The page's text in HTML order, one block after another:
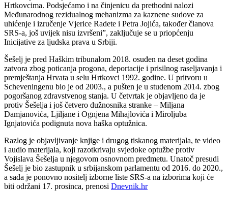
Hrtkovcima. Podsjećamo i na činjenicu da prethodni nalozi
Međunarodnog rezidualnog mehanizma za kaznene sudove za
uhićenje i izručenje Vjerice Radete i Petra Jojića, također članova
SRS-a, još uvijek nisu izvršeni”, zaključuje se u priopćenju
Inicijative za ljudska prava u Srbiji.
Šešelj je pred Haškim tribunalom 2018. osuđen na deset godina
zatvora zbog poticanja progona, deportacije i prisilnog raseljavanja i
premještanja Hrvata u selu Hrtkovci 1992. godine. U pritvoru u
Scheveningenu bio je od 2003., a pušten je u studenom 2014. zbog
pogoršanog zdravstvenog stanja. U četvrtak je objavljeno da je
protiv Šešelja i još četvero dužnosnika stranke – Miljana
Damjanovića, Ljiljane i Ognjena Mihajlovića i Miroljuba
Ignjatovića podignuta nova haška optužnica.
Razlog je objavljivanje knjige i drugog tiskanog materijala, te video
i audio materijala, koji razotkrivaju svjedoke optužbe protiv
Vojislava Šešelja u njegovom osnovnom predmetu. Unatoč presudi
Šešelj je bio zastupnik u srbijanskom parlamentu od 2016. do 2020.,
a sada je ponovno nositelj izborne liste SRS-a na izborima koji će
biti održani 17. prosinca, prenosi Dnevnik.hr